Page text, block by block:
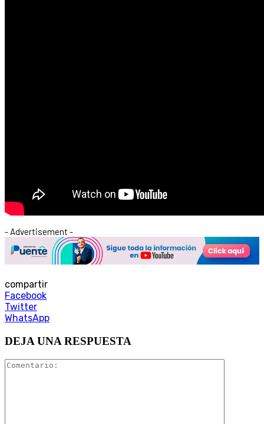
- Advertisement -
compartir
Facebook
Twitter
WhatsApp
DEJA UNA RESPUESTA